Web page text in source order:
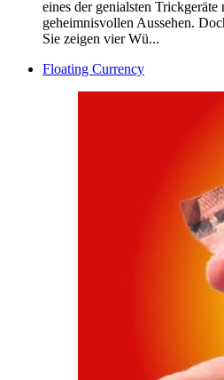
eines der genialsten
geheimnisvollen Aussehen.
Sie zeigen vier Wü...
Floating Currency